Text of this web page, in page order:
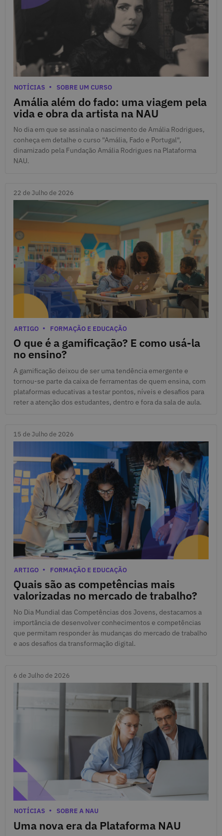
Amália além do fado: uma viagem pela
vida e obra da artista na NAU
23 de Julho de 2026
Categorias
NOTÍCIAS SOBRE UM CURSO
No dia em que se assinala o nascimento de Amália Rodrigues,
conheça em detalhe o curso "Amália, Fado e Portugal",
dinamizado pela Fundação Amália Rodrigues na Plataforma
NAU.
22 de Julho de 2026
O que é a gamificação? E como usá-la
no ensino?
22 de Julho de 2026
Categorias
ARTIGO FORMAÇÃO E EDUCAÇÃO
A gamificação deixou de ser uma tendência emergente e
tornou-se parte da caixa de ferramentas de quem ensina, com
plataformas educativas a testar pontos, níveis e desafios para
reter a atenção dos estudantes, dentro e fora da sala de aula.
15 de Julho de 2026
Quais são as competências mais
valorizadas no mercado de trabalho?
15 de Julho de 2026
Categorias
ARTIGO FORMAÇÃO E EDUCAÇÃO
No Dia Mundial das Competências dos Jovens, destacamos a
importância de desenvolver conhecimentos e competências
que permitam responder às mudanças do mercado de trabalho
e aos desafios da transformação digital.
6 de Julho de 2026
Uma nova era da Plataforma NAU
6 de Julho de 2026
Categorias
NOTÍCIAS SOBRE A NAU